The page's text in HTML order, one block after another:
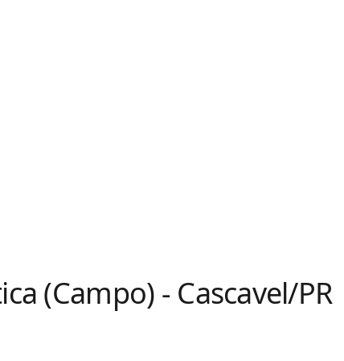
(Campo) - Cascavel/PR